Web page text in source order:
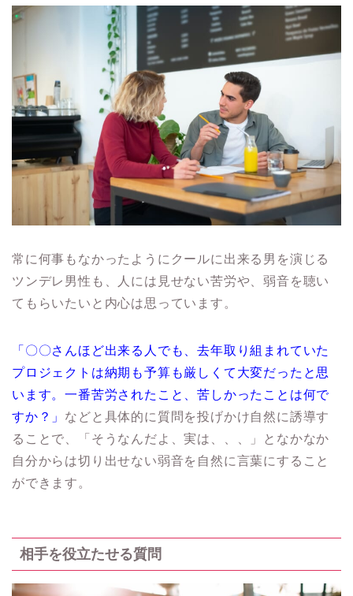
常に何事もなかったようにクールに出来る男を演じる
ツンデレ男性も、人には見せない苦労や、弱音を聴い
てもらいたいと内心は思っています。
「〇〇さんほど出来る人でも、去年取り組まれていた
プロジェクトは納期も予算も厳しくて大変だったと思
います。一番苦労されたこと、苦しかったことは何で
すか？」 などと具体的に質問を投げかけ自然に誘導す
ることで、「そうなんだよ、実は、、、」となかなか
自分からは切り出せない弱音を自然に言葉にすること
ができます。
相手を役立たせる質問